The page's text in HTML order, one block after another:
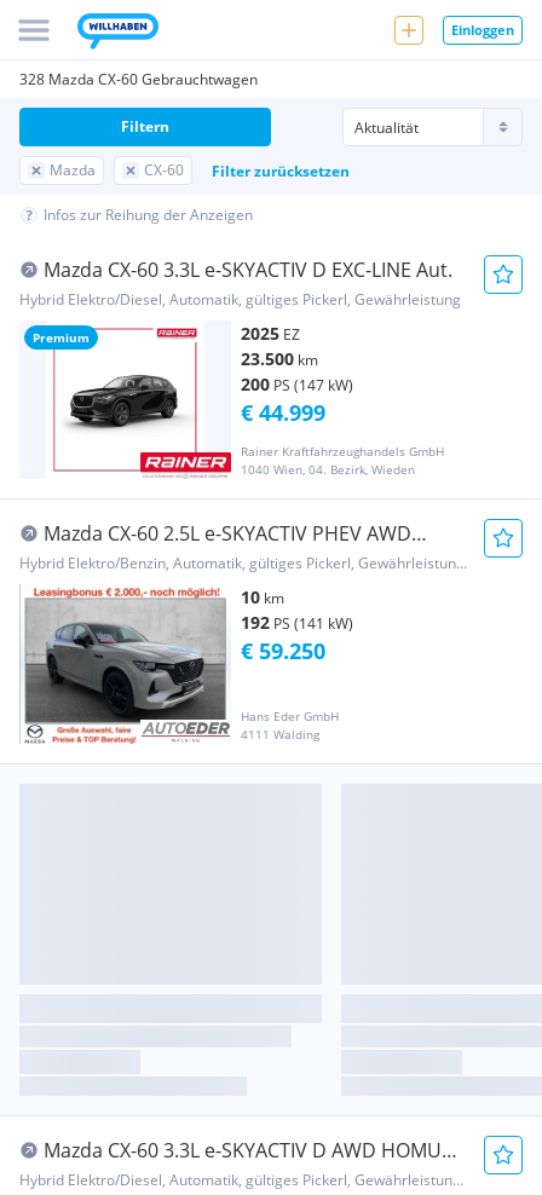
Einloggen
328 Mazda CX-60 Gebrauchtwagen
Mazda CX-60 Filter zurücksetzen
Filtern
Infos zur Reihung der Anzeigen
Premium
Mazda CX-60 3.3L e-SKYACTIV D EXC-LINE Aut.
Hybrid Elektro/Diesel, Automatik, gültiges Pickerl, Gewährleistung
2025 EZ
23.500 km
200 PS (147 kW)
Rainer Kraftfahrzeughandels GmbH
1040 Wien, 04. Bezirk, Wieden
€ 44.999
Mazda CX-60 2.5L e-SKYACTIV PHEV AWD
HOMURA PLUS Aut.
Hybrid Elektro/Benzin, Automatik, gültiges Pickerl, Gewährleistung, Garantie
10 km
192 PS (141 kW)
Hans Eder GmbH
4111 Walding
€ 59.250
Mazda CX-60 3.3L e-SKYACTIV D AWD HOMURA
PLUS Aut.
Hybrid Elektro/Diesel, Automatik, gültiges Pickerl, Gewährleistung, Garantie